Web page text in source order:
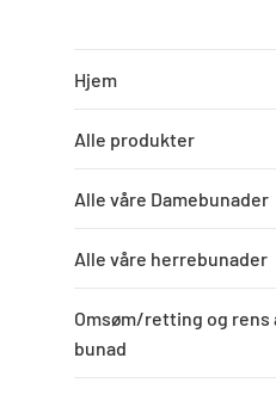
Hjem
Alle produkter
Alle våre Damebunader
Alle våre herrebunader
Omsøm/retting og rens
bunad